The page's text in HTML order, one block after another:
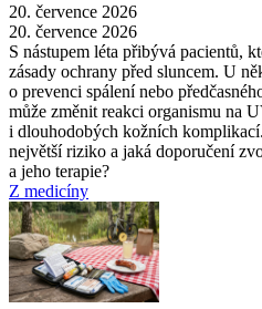
20. července 2026
20. července 2026
S nástupem léta přibývá pacientů,
zásady ochrany před sluncem. U
o prevenci spálení nebo
může změnit reakci organismu na
i dlouhodobých kožních
největší riziko a jaká doporučení
a jeho terapie?
Z medicíny